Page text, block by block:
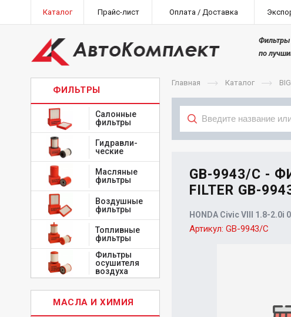
Каталог Прайс-лист Оплата / Доставка
Фильтры
по
ФИЛЬТРЫ
Салонные
фильтры
Гидравли-
ческие
Масляные
фильтры
Воздушные
фильтры
Топливные
фильтры
Фильтры
осушителя
воздуха
МАСЛА И ХИМИЯ
Главная Каталог
GB-9943/C -
FILTER GB-
HONDA Civic VIII 1.8-2.0i
Артикул: GB-9943/C